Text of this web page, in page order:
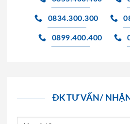
0834.300.300
0899.400.400
ĐK TƯ VẤN/